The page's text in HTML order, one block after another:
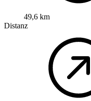
49,6 km
Distanz